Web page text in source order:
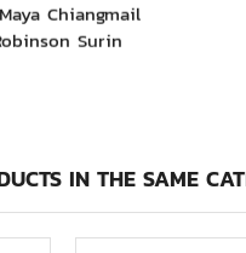
Surin
จำกัด
IN THE SAME